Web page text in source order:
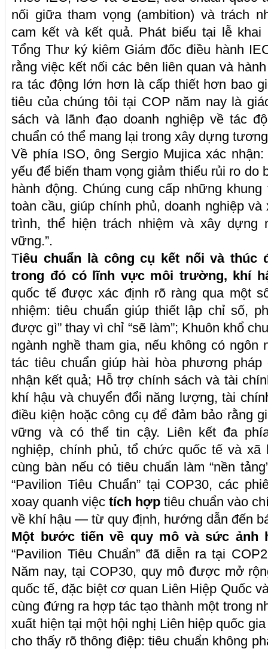
nối giữa tham vọng (ambition) và trách
cam kết và kết quả. Phát biểu tại lễ khai
Tổng Thư ký kiêm Giám đốc điều hành
rằng việc kết nối các bên liên quan và
ra tác động lớn hơn là cấp thiết hơn bao
tiêu của chúng tôi tại COP năm nay là
sách và lãnh đạo doanh nghiệp về tác
chuẩn có thể mang lại trong xây dựng
Về phía ISO, ông Sergio Mujica xác
yếu để biến tham vọng giảm thiểu rủi ro do
hành động. Chúng cung cấp những
toàn cầu, giúp chính phủ, doanh nghiệp
trình, thể hiện trách nhiệm và xây dựng
vững.”.
Tiêu chuẩn là công cụ kết nối và thúc
trong đó có lĩnh vực môi trường, khí
quốc tế được xác định rõ ràng qua một
nhiệm: tiêu chuẩn giúp thiết lập chỉ số,
được gì” thay vì chỉ “sẽ làm”; Khuôn khổ
ngành nghề tham gia, nếu không có
tác tiêu chuẩn giúp hài hòa phương
nhận kết quả; Hỗ trợ chính sách và tài
khí hậu và chuyển đổi năng lượng, tài
điều kiện hoặc công cụ để đảm bảo rằng
vững và có thể tin cậy. Liên kết đa phía
nghiệp, chính phủ, tổ chức quốc tế và
cùng bàn nếu có tiêu chuẩn làm “nền
“Pavilion Tiêu Chuẩn” tại COP30, các
xoay quanh việctích hợp tiêu chuẩn vào
về khí hậu — từ quy định, hướng dẫn đến
Một bước tiến về quy mô và sức ảnh
“Pavilion Tiêu Chuẩn” đã diễn ra tại
Năm nay, tại COP30, quy mô được mở
quốc tế, đặc biệt cơ quan Liên Hiệp Quốc
cùng đứng ra hợp tác tạo thành một trong
xuất hiện tại một hội nghị Liên hiệp quốc
cho thấy rõ thông điệp: tiêu chuẩn không